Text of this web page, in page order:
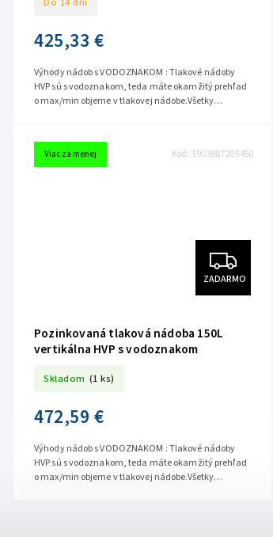
425,33 €
Výhody nádob s VODOZNAKOM : Tlakové nádoby
HVP sú s vodoznakom, teda máte okamžitý prehľad
o max/min objeme v tlakovej nádobe.Všetky
Viac za menej
ZADARMO
Pozinkovaná tlaková nádoba 150L
vertikálna HVP s vodoznakom
Skladom (1 ks)
472,59 €
Výhody nádob s VODOZNAKOM : Tlakové nádoby
HVP sú s vodoznakom, teda máte okamžitý prehľad
o max/min objeme v tlakovej nádobe.Všetky
Kód: 5903887205450